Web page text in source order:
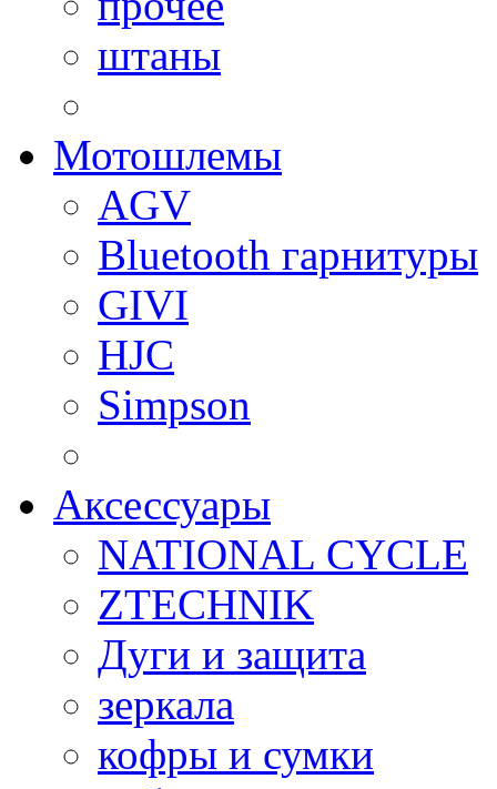
штаны
Мотошлемы
AGV
Bluetooth гарнитуры
GIVI
HJC
Simpson
Аксессуары
NATIONAL CYCLE
ZTECHNIK
Дуги и защита
зеркала
кофры и сумки